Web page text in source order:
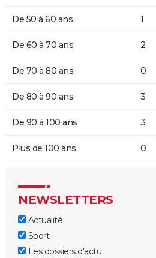
De 50 à 60 ans 1
De 60 à 70 ans 2
De 70 à 80 ans 0
De 80 à 90 ans 3
De 90 à 100 ans 3
Plus de 100 ans 0
NEWSLETTERS
Actualité
Sport
Les dossiers d'actu